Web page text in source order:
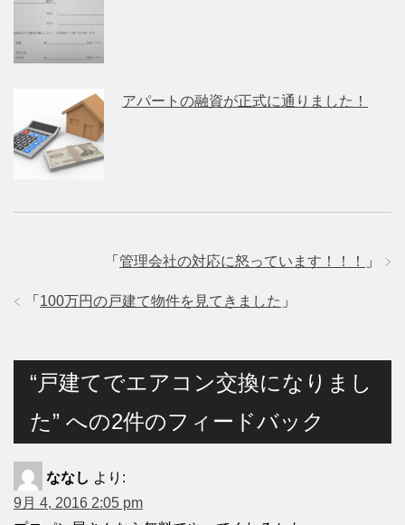
アパートの融資が正式に通りました！
「 管理会社の対応に怒っています！！！ 」
「 100万円の戸建て物件を見てきました 」
“戸建てでエアコン交換になりまし
た” への2件のフィードバック
ななし より:
9月 4, 2016 2:05 pm